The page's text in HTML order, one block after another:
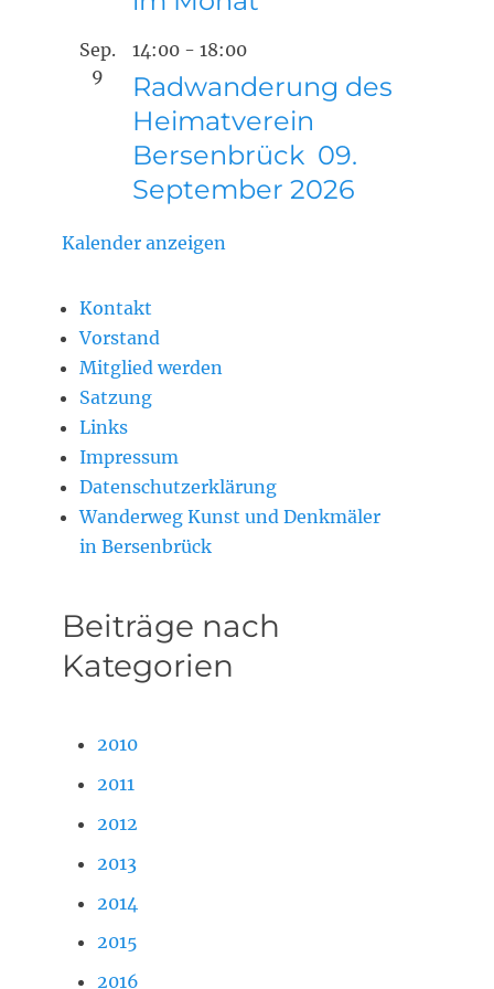
Sep.
9
14:00 - 18:00
Radwanderung des
Heimatverein
Bersenbrück 09.
September 2026
Kalender anzeigen
Kontakt
Vorstand
Mitglied werden
Satzung
Links
Impressum
Datenschutzerklärung
Wanderweg Kunst und Denkmäler
in Bersenbrück
Beiträge nach
Kategorien
2010
2011
2012
2013
2014
2015
2016